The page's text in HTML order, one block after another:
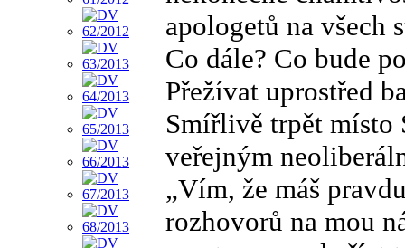
apologetů na všech
Co dále? Co bude
Přežívat uprostřed
Smířlivě trpět místo
veřejným
„Vím, že máš
rozhovorů na mou